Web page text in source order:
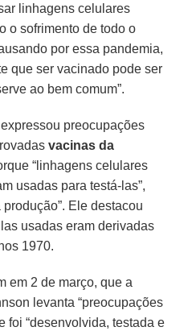
linhagens celulares
o sofrimento de todo o
por essa pandemia,
que ser vacinado pode ser
ao bem comum”.
preocupações
vacinas da
“linhagens celulares
usadas para testá-las”,
Ele destacou
usadas eram derivadas
1970.
em 2 de março, que a
levanta “preocupações
foi “desenvolvida, testada e